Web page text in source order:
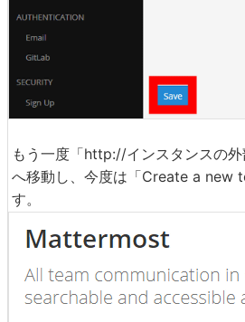
下にスクロールし、「Save」をク